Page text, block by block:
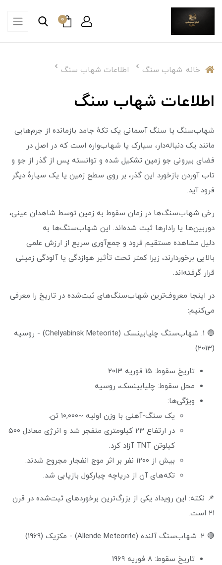
0
خانه شهاب سنگ اطلاعات شهاب سنگ
اطلاعات شهاب سنگ
شهاب‌سنگ یا سنگ آسمانی یک تکهٔ جامد بازمانده از جرم‌هایی
مانند یک دنباله‌دار، سیارک یا شهاب‌واره است که در اصل در
فضای بیرونی جو زمین تشکیل شده و توانسته پس از گذر از جو و
تاب آوردن بازخورد این گذر، بر روی سطح زمین یا یک سیارهٔ دیگر
فرود آید.
رخی شهاب‌سنگ‌ها در زمان سقوط به زمین توسط شاهدان عینی،
دوربین‌ها یا رادارها ثبت شده‌اند. این شهاب‌سنگ‌ها به
دلیل مشاهده مستقیم فرود و جمع‌آوری سریع از ارزش علمی
بالایی برخوردارند، زیرا کمتر تحت تأثیر هوازدگی یا آلودگی زمینی
قرار گرفته‌اند.
در اینجا معروف‌ترین شهاب‌سنگ‌های ثبت‌شده در تاریخ را معرفی
می‌کنیم:
🔵 1. شهاب‌سنگ چلیابینسک (Chelyabinsk Meteorite) - روسیه
(2013)
تاریخ سقوط: ۱۵ فوریه ۲۰۱۳
محل سقوط: چلیابینسک، روسیه
ویژگی‌ها:
یک سنگ-آهنی با وزن اولیه ~۱۰,۰۰۰ تن.
در ارتفاع ۲۳ کیلومتری منفجر شد و انرژی معادل ۵۰۰
کیلوتن TNT آزاد کرد.
بیش از ۱۲۰۰ نفر بر اثر موج انفجار مجروح شدند.
تکه‌های آن از دریاچه چبارکول بازیابی شد.
📌 نکته: این رویداد یکی از بزرگ‌ترین برخوردهای ثبت‌شده در قرن
۲۱ است.
🔴 2. شهاب‌سنگ آلنده (Allende Meteorite) - مکزیک (1969)
تاریخ سقوط: ۸ فوریه ۱۹۶۹